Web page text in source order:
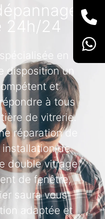
24h/24
en
disposition un
et
à tous
de vitrerie.
réparation de
de
double vitrage
de fenêtre,
saura vous
adaptée et